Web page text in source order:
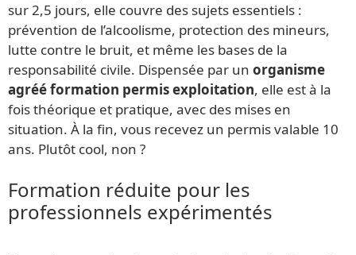
sur 2,5 jours, elle couvre des sujets essentiels :
prévention de l’alcoolisme, protection des mineurs,
lutte contre le bruit, et même les bases de la
responsabilité civile. Dispensée par un organisme
agréé formation permis exploitation, elle est à la
fois théorique et pratique, avec des mises en
situation. À la fin, vous recevez un permis valable 10
ans. Plutôt cool, non ?
Formation réduite pour les
professionnels expérimentés